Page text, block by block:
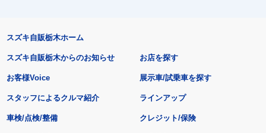
スズキ自販栃木ホーム
スズキ自販栃木からのお知らせ
お客様Voice
スタッフによるクルマ紹介
お店を探す
展示車/試乗車を探す
ラインアップ
車検/点検/整備 クレジット/保険